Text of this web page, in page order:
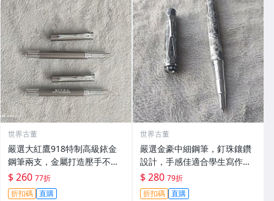
世界古董
嚴選大紅鷹918特制高級銥金
鋼筆兩支，金屬打造壓手不
累，細膩鋒毫順滑書寫。收藏
佳品！ 大紅鷹 918 鏡面 鋰
$ 260 77折
折扣碼 直購
世界古董
嚴選金豪中細鋼筆，釘珠鑲鑽
設計，手感佳適合學生寫作業
記筆記 金屬覆漆材質 金豪 中
細 鋪珠
$ 280 79折
折扣碼 直購